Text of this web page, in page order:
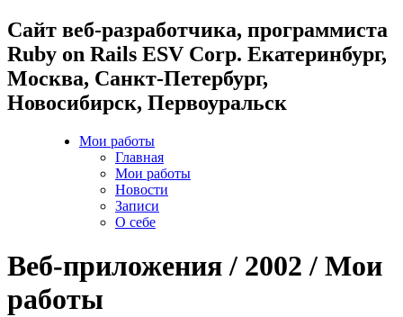
Cайт веб-разработчика, программиста
Ruby on Rails ESV Corp. Екатеринбург,
Москва, Санкт-Петербург,
Новосибирск, Первоуральск
Мои работы
Главная
Мои работы
Новости
Записи
О себе
Веб-приложения / 2002 / Мои
работы